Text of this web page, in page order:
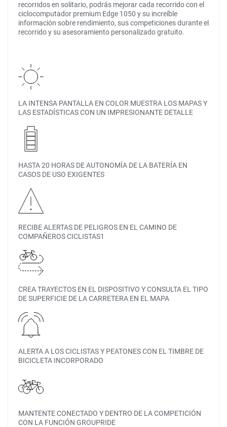
recorridos en solitario, podrás mejorar cada recorrido con el
ciclocomputador premium Edge 1050 y su increíble
información sobre rendimiento, sus competiciones durante el
recorrido y su asesoramiento personalizado gratuito.
LA INTENSA PANTALLA EN COLOR MUESTRA LOS MAPAS Y
LAS ESTADÍSTICAS CON UN IMPRESIONANTE DETALLE
HASTA 20 HORAS DE AUTONOMÍA DE LA BATERÍA EN
CASOS DE USO EXIGENTES
RECIBE ALERTAS DE PELIGROS EN EL CAMINO DE
COMPAÑEROS CICLISTAS1
CREA TRAYECTOS EN EL DISPOSITIVO Y CONSULTA EL TIPO
DE SUPERFICIE DE LA CARRETERA EN EL MAPA
ALERTA A LOS CICLISTAS Y PEATONES CON EL TIMBRE DE
BICICLETA INCORPORADO
MANTENTE CONECTADO Y DENTRO DE LA COMPETICIÓN
CON LA FUNCIÓN GROUPRIDE